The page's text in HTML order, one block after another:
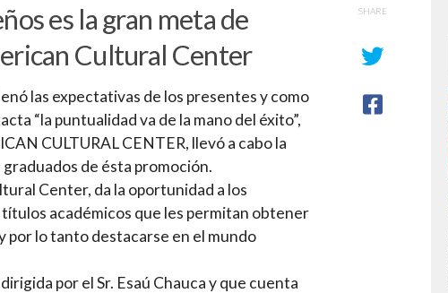
es la gran meta de
Cultural Center
las expectativas de los presentes y como
“la puntualidad va de la mano del éxito”,
CULTURAL CENTER, llevó a cabo la
de ésta promoción.
Center, da la oportunidad a los
académicos que les permitan obtener
por lo tanto destacarse en el mundo
por el Sr. Esaú Chauca y que cuenta
SHARE